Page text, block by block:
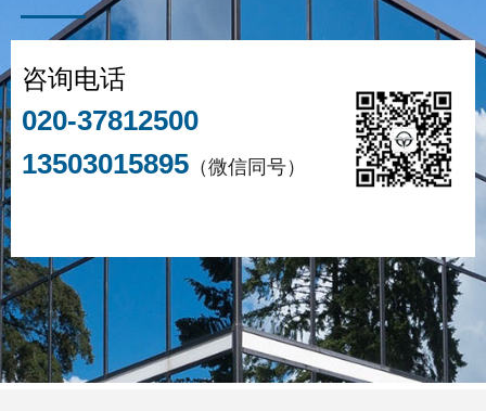
咨询电话
020-37812500
13503015895 （微信同号）